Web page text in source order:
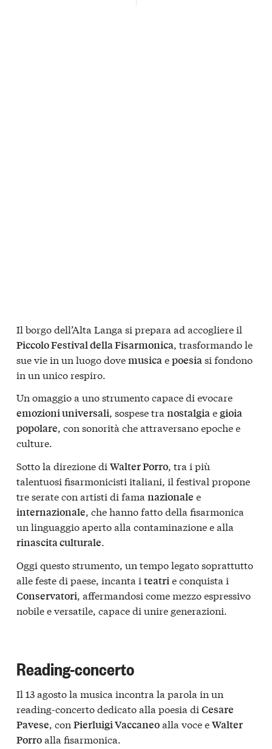
Il borgo dell’Alta Langa si prepara ad accogliere il
Piccolo Festival della Fisarmonica, trasformando le
sue vie in un luogo dovemusicaepoesiasi fondono
in un unico respiro.
Un omaggio a uno strumento capace di evocare
emozioni universali, sospese tra nostalgiaegioia
popolare, con sonorità che attraversano epoche e
culture.
Sotto la direzione di Walter Porro, tra i più
talentuosi fisarmonicisti italiani, il festival propone
tre serate con artisti di fama nazionale e
internazionale, che hanno fatto della fisarmonica
un linguaggio aperto alla contaminazione e alla
rinascita culturale.
Oggi questo strumento, un tempo legato soprattutto
alle feste di paese, incanta i teatrie conquista i
Conservatori, affermandosi come mezzo espressivo
nobile e versatile, capace di unire generazioni.
Reading-concerto
Il 13 agosto la musica incontra la parola in un
reading-concerto dedicato alla poesia di Cesare
Pavese, con Pierluigi Vaccaneoalla voce eWalter
Porroalla fisarmonica.